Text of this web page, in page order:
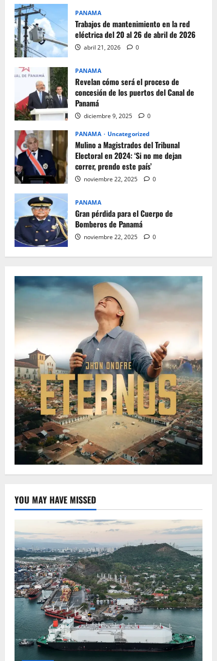
PANAMA
Trabajos de mantenimiento en la red
eléctrica del 20 al 26 de abril de 2026
abril 21, 2026 0
PANAMA
Revelan cómo será el proceso de
concesión de los puertos del Canal de
Panamá
diciembre 9, 2025 0
PANAMA Uncategorized
Mulino a Magistrados del Tribunal
Electoral en 2024: ‘Si no me dejan
correr, prendo este país’
noviembre 22, 2025 0
PANAMA
Gran pérdida para el Cuerpo de
Bomberos de Panamá
noviembre 22, 2025 0
YOU MAY HAVE MISSED